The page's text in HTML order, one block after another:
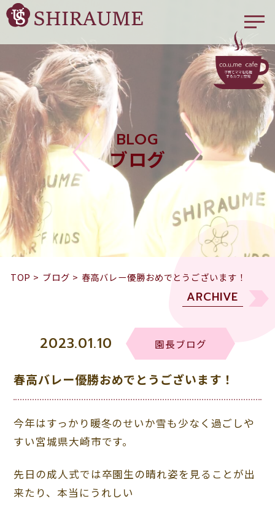
BLOG
ブログ
TOP > ブログ > 春高バレー優勝おめでとうございます！
ARCHIVE
2023.01.10 園長ブログ
春高バレー優勝おめでとうございます！
今年はすっかり暖冬のせいか雪も少なく過ごしや
すい宮城県大崎市です。
先日の成人式では卒園生の晴れ姿を見ることが出
来たり、本当にうれしい